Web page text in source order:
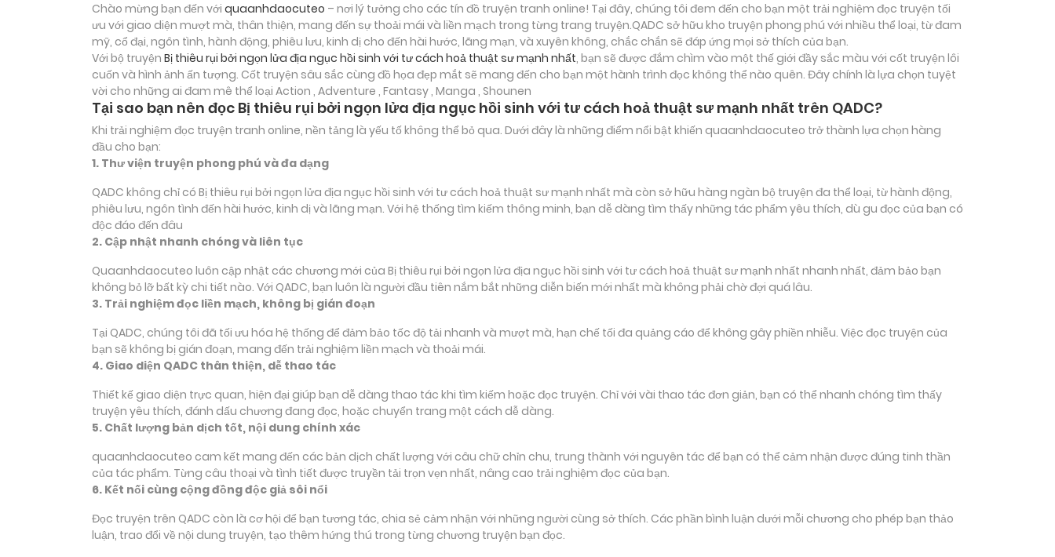
Chào mừng bạn đến với quaanhdaocuteo – nơi lý tưởng cho các tín đồ truyện tranh online! Tại đây, chúng tôi đem đến cho bạn một trải nghiệm đọc truyện tối
ưu với giao diện mượt mà, thân thiện, mang đến sự thoải mái và liền mạch trong từng trang truyện.QADC sở hữu kho truyện phong phú với nhiều thể loại, từ đam
mỹ, cổ đại, ngôn tình, hành động, phiêu lưu, kinh dị cho đến hài hước, lãng mạn, và xuyên không, chắc chắn sẽ đáp ứng mọi sở thích của bạn.
Với bộ truyện Bị thiêu rụi bởi ngọn lửa địa ngục hồi sinh với tư cách hoả thuật sư mạnh nhất, bạn sẽ được đắm chìm vào một thế giới đầy sắc màu với cốt truyện lôi
cuốn và hình ảnh ấn tượng. Cốt truyện sâu sắc cùng đồ họa đẹp mắt sẽ mang đến cho bạn một hành trình đọc không thể nào quên. Đây chính là lựa chọn tuyệt
vời cho những ai đam mê thể loại Action , Adventure , Fantasy , Manga , Shounen
Tại sao bạn nên đọc Bị thiêu rụi bởi ngọn lửa địa ngục hồi sinh với tư cách hoả thuật sư mạnh nhất trên QADC?
Khi trải nghiệm đọc truyện tranh online, nền tảng là yếu tố không thể bỏ qua. Dưới đây là những điểm nổi bật khiến quaanhdaocuteo trở thành lựa chọn hàng
đầu cho bạn:
1. Thư viện truyện phong phú và đa dạng
QADC không chỉ có Bị thiêu rụi bởi ngọn lửa địa ngục hồi sinh với tư cách hoả thuật sư mạnh nhất mà còn sở hữu hàng ngàn bộ truyện đa thể loại, từ hành động,
phiêu lưu, ngôn tình đến hài hước, kinh dị và lãng mạn. Với hệ thống tìm kiếm thông minh, bạn dễ dàng tìm thấy những tác phẩm yêu thích, dù gu đọc của bạn có
độc đáo đến đâu
2. Cập nhật nhanh chóng và liên tục
Quaanhdaocuteo luôn cập nhật các chương mới của Bị thiêu rụi bởi ngọn lửa địa ngục hồi sinh với tư cách hoả thuật sư mạnh nhất nhanh nhất, đảm bảo bạn
không bỏ lỡ bất kỳ chi tiết nào. Với QADC, bạn luôn là người đầu tiên nắm bắt những diễn biến mới nhất mà không phải chờ đợi quá lâu.
3. Trải nghiệm đọc liền mạch, không bị gián đoạn
Tại QADC, chúng tôi đã tối ưu hóa hệ thống để đảm bảo tốc độ tải nhanh và mượt mà, hạn chế tối đa quảng cáo để không gây phiền nhiễu. Việc đọc truyện của
bạn sẽ không bị gián đoạn, mang đến trải nghiệm liền mạch và thoải mái.
4. Giao diện QADC thân thiện, dễ thao tác
Thiết kế giao diện trực quan, hiện đại giúp bạn dễ dàng thao tác khi tìm kiếm hoặc đọc truyện. Chỉ với vài thao tác đơn giản, bạn có thể nhanh chóng tìm thấy
truyện yêu thích, đánh dấu chương đang đọc, hoặc chuyển trang một cách dễ dàng.
5. Chất lượng bản dịch tốt, nội dung chính xác
quaanhdaocuteo cam kết mang đến các bản dịch chất lượng với câu chữ chỉn chu, trung thành với nguyên tác để bạn có thể cảm nhận được đúng tinh thần
của tác phẩm. Từng câu thoại và tình tiết được truyền tải trọn vẹn nhất, nâng cao trải nghiệm đọc của bạn.
6. Kết nối cùng cộng đồng độc giả sôi nổi
Đọc truyện trên QADC còn là cơ hội để bạn tương tác, chia sẻ cảm nhận với những người cùng sở thích. Các phần bình luận dưới mỗi chương cho phép bạn thảo
luận, trao đổi về nội dung truyện, tạo thêm hứng thú trong từng chương truyện bạn đọc.